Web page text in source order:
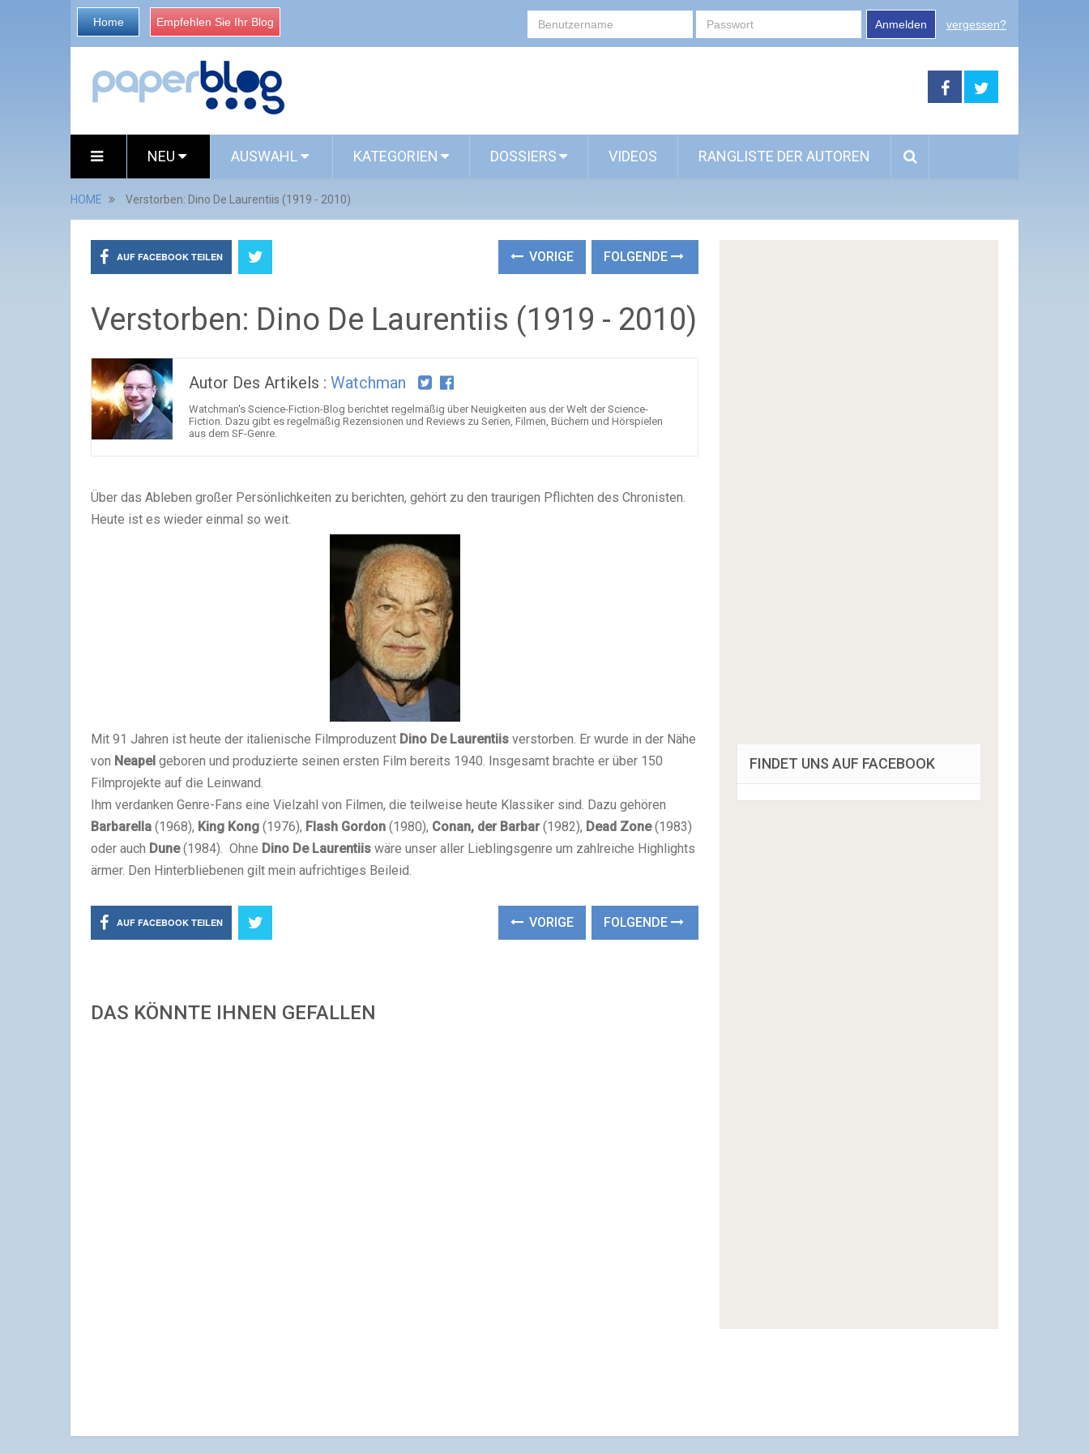
Home Empfehlen Sie Ihr Blog Anmelden vergessen?
NEU AUSWAHL KATEGORIEN DOSSIERS VIDEOS RANGLISTE DER AUTOREN
HOME Verstorben: Dino De Laurentiis (1919 - 2010)
AUF FACEBOOK TEILEN VORIGE FOLGENDE
Verstorben: Dino De Laurentiis (1919 - 2010)
Autor Des Artikels : Watchman
Watchman's Science-Fiction-Blog berichtet regelmäßig über Neuigkeiten aus der Welt der Science-
Fiction. Dazu gibt es regelmäßig Rezensionen und Reviews zu Serien, Filmen, Büchern und Hörspielen
aus dem SF-Genre.
Über das Ableben großer Persönlichkeiten zu berichten, gehört zu den traurigen Pflichten des Chronisten.
Heute ist es wieder einmal so weit.
Mit 91 Jahren ist heute der italienische Filmproduzent Dino De Laurentiis verstorben. Er wurde in der Nähe
von Neapel geboren und produzierte seinen ersten Film bereits 1940. Insgesamt brachte er über 150
Filmprojekte auf die Leinwand.
Ihm verdanken Genre-Fans eine Vielzahl von Filmen, die teilweise heute Klassiker sind. Dazu gehören
Barbarella (1968), King Kong (1976), Flash Gordon (1980), Conan, der Barbar (1982), Dead Zone(1983)
oder auch Dune(1984). Ohne Dino De Laurentiis wäre unser aller Lieblingsgenre um zahlreiche Highlights
ärmer. Den Hinterbliebenen gilt mein aufrichtiges Beileid.
AUF FACEBOOK TEILEN VORIGE FOLGENDE
DAS KÖNNTE IHNEN GEFALLEN
FINDET UNS AUF FACEBOOK